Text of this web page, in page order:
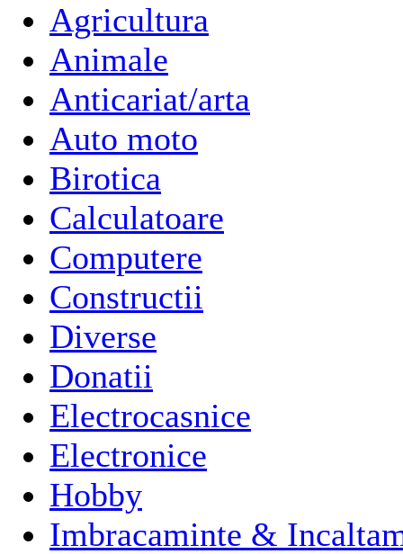
Agricultura
Animale
Anticariat/arta
Auto moto
Birotica
Calculatoare
Computere
Constructii
Diverse
Donatii
Electrocasnice
Electronice
Hobby
Imbracaminte &